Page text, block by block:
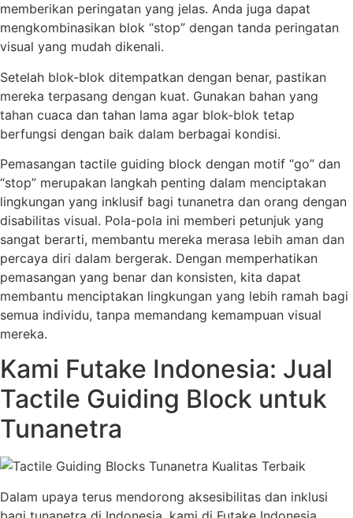
memberikan peringatan yang jelas. Anda juga dapat
mengkombinasikan blok “stop” dengan tanda peringatan
visual yang mudah dikenali.
Setelah blok-blok ditempatkan dengan benar, pastikan
mereka terpasang dengan kuat. Gunakan bahan yang
tahan cuaca dan tahan lama agar blok-blok tetap
berfungsi dengan baik dalam berbagai kondisi.
Pemasangan tactile guiding block dengan motif “go” dan
“stop” merupakan langkah penting dalam menciptakan
lingkungan yang inklusif bagi tunanetra dan orang dengan
disabilitas visual. Pola-pola ini memberi petunjuk yang
sangat berarti, membantu mereka merasa lebih aman dan
percaya diri dalam bergerak. Dengan memperhatikan
pemasangan yang benar dan konsisten, kita dapat
membantu menciptakan lingkungan yang lebih ramah bagi
semua individu, tanpa memandang kemampuan visual
mereka.
Kami Futake Indonesia: Jual
Tactile Guiding Block untuk
Tunanetra
Dalam upaya terus mendorong aksesibilitas dan inklusi